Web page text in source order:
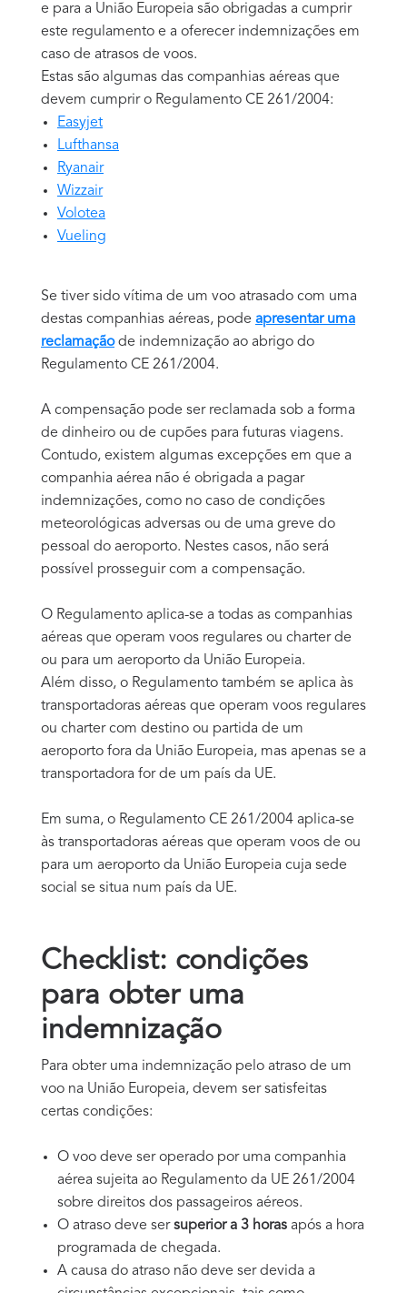
e para a União Europeia são obrigadas a cumprir
este regulamento e a oferecer indemnizações em
caso de atrasos de voos.
Estas são algumas das companhias aéreas que
devem cumprir o Regulamento CE 261/2004:
Easyjet
Lufthansa
Ryanair
Wizzair
Volotea
Vueling
Se tiver sido vítima de um voo atrasado com uma
destas companhias aéreas, pode apresentar uma
reclamaçãode indemnização ao abrigo do
Regulamento CE 261/2004.
A compensação pode ser reclamada sob a forma
de dinheiro ou de cupões para futuras viagens.
Contudo, existem algumas excepções em que a
companhia aérea não é obrigada a pagar
indemnizações, como no caso de condições
meteorológicas adversas ou de uma greve do
pessoal do aeroporto. Nestes casos, não será
possível prosseguir com a compensação.
O Regulamento aplica-se a todas as companhias
aéreas que operam voos regulares ou charter de
ou para um aeroporto da União Europeia.
Além disso, o Regulamento também se aplica às
transportadoras aéreas que operam voos regulares
ou charter com destino ou partida de um
aeroporto fora da União Europeia, mas apenas se a
transportadora for de um país da UE.
Em suma, o Regulamento CE 261/2004 aplica-se
às transportadoras aéreas que operam voos de ou
para um aeroporto da União Europeia cuja sede
social se situa num país da UE.
Checklist: condições
para obter uma
indemnização
Para obter uma indemnização pelo atraso de um
voo na União Europeia, devem ser satisfeitas
certas condições:
O voo deve ser operado por uma companhia
aérea sujeita ao Regulamento da UE 261/2004
sobre direitos dos passageiros aéreos.
O atraso deve sersuperior a 3 horas após a hora
programada de chegada.
A causa do atraso não deve ser devida a